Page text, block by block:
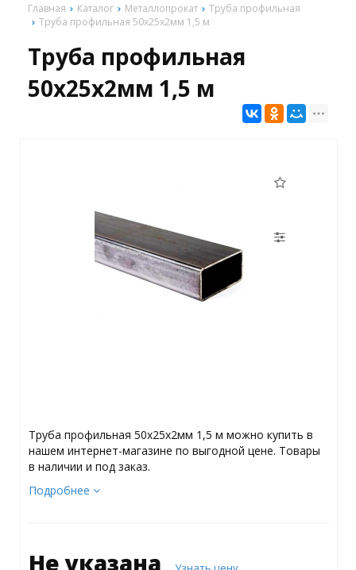
Главная Каталог Металлопрокат
Труба профильная
Труба профильная 50х25х2мм 1,5 м
Труба профильная
50х25х2мм 1,5 м
Труба профильная 50х25х2мм 1,5 м можно купить в
нашем интернет-магазине по выгодной цене. Товары
в наличии и под заказ.
Подробнее
Не указана